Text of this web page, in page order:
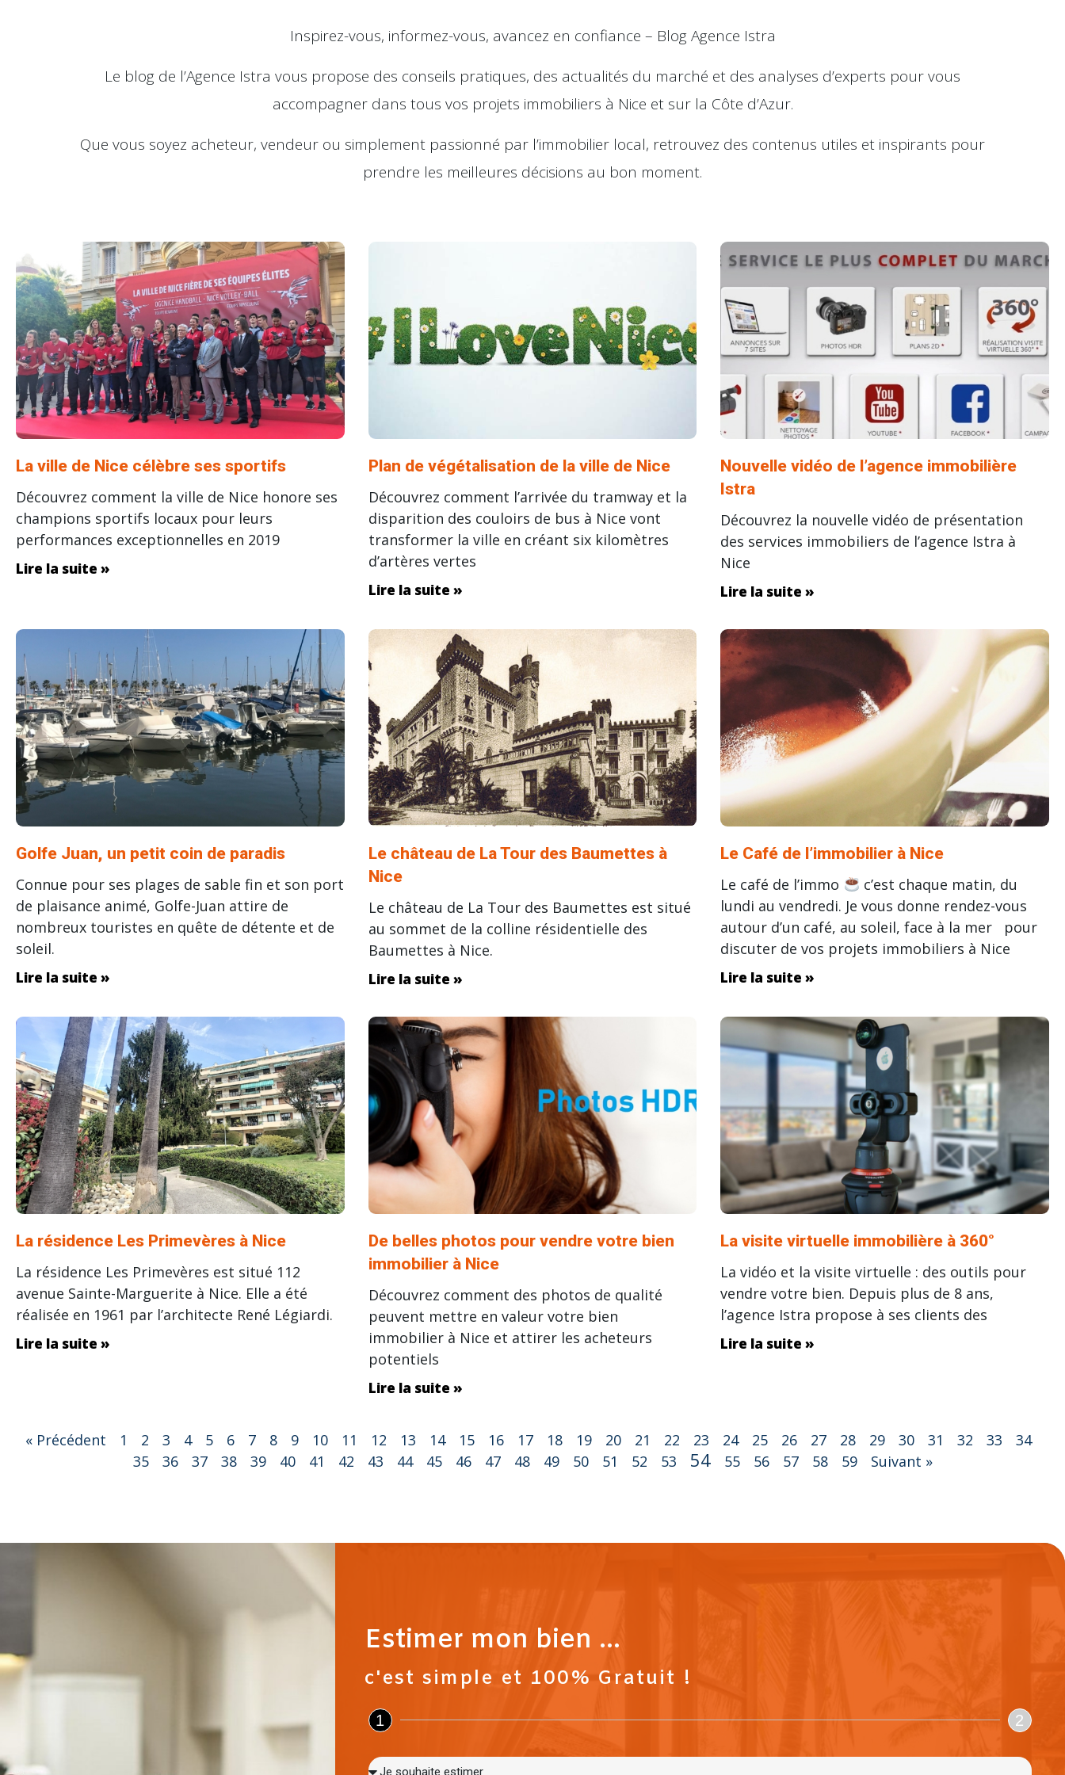
Inspirez-vous, informez-vous, avancez en confiance – Blog Agence Istra
Le blog de l’Agence Istra vous propose des conseils pratiques, des actualités du marché et des analyses d’experts pour vous
accompagner dans tous vos projets immobiliers à Nice et sur la Côte d’Azur.
Que vous soyez acheteur, vendeur ou simplement passionné par l’immobilier local, retrouvez des contenus utiles et inspirants pour
prendre les meilleures décisions au bon moment.
La ville de Nice célèbre ses sportifs
Découvrez comment la ville de Nice honore ses
champions sportifs locaux pour leurs
performances exceptionnelles en 2019
Lire la suite »
Plan de végétalisation de la ville de Nice
Découvrez comment l’arrivée du tramway et la
disparition des couloirs de bus à Nice vont
transformer la ville en créant six kilomètres
d’artères vertes
Lire la suite »
Nouvelle vidéo de l’agence immobilière
Istra
Découvrez la nouvelle vidéo de présentation
des services immobiliers de l’agence Istra à
Nice
Lire la suite »
Golfe Juan, un petit coin de paradis
Connue pour ses plages de sable fin et son port
de plaisance animé, Golfe-Juan attire de
nombreux touristes en quête de détente et de
soleil.
Lire la suite »
Le château de La Tour des Baumettes à
Nice
Le château de La Tour des Baumettes est situé
au sommet de la colline résidentielle des
Baumettes à Nice.
Lire la suite »
Le Café de l’immobilier à Nice
Le café de l’immo
c’est chaque matin, du
lundi au vendredi. Je vous donne rendez-vous
autour d’un café, au soleil, face à la mer
pour
discuter de vos projets immobiliers à Nice
Lire la suite »
La résidence Les Primevères à Nice
La résidence Les Primevères est situé 112
avenue Sainte-Marguerite à Nice. Elle a été
réalisée en 1961 par l’architecte René Légiardi.
Lire la suite »
De belles photos pour vendre votre bien
immobilier à Nice
Découvrez comment des photos de qualité
peuvent mettre en valeur votre bien
immobilier à Nice et attirer les acheteurs
potentiels
Lire la suite »
La visite virtuelle immobilière à 360°
La vidéo et la visite virtuelle : des outils pour
vendre votre bien. Depuis plus de 8 ans,
l’agence Istra propose à ses clients des
Lire la suite »
« Précédent 1 2 3 4 5 6 7 8 9 10 11 12 13 14 15 16 17 18 19 20 21 22 23 24 25 26 27 28 29 30 31 32 33
34
35
36 37 38 39 40 41 42 43 44 45 46 47 48 49 50 51 52 53 54 55 56 57 58 59 Suivant »
Estimer mon bien ...
c'est simple et 100% Gratuit !
1 2